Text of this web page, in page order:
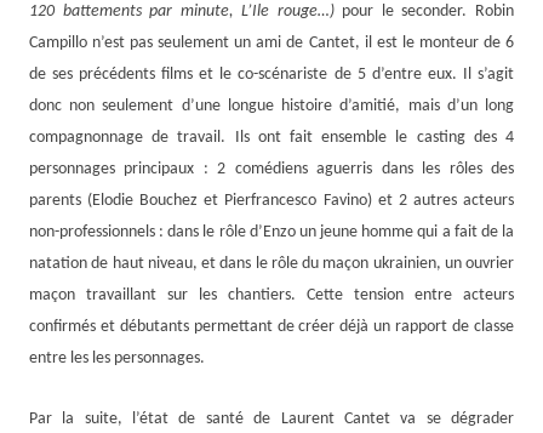
120 battements par minute, L’Ile rouge…) pour le seconder. Robin
Campillo n’est pas seulement un ami de Cantet, il est le monteur de 6
de ses précédents films et le co-scénariste de 5 d’entre eux. Il s’agit
donc non seulement d’une longue histoire d’amitié, mais d’un long
compagnonnage de travail. Ils ont fait ensemble le casting des 4
personnages principaux : 2 comédiens aguerris dans les rôles des
parents (Elodie Bouchez et Pierfrancesco Favino) et 2 autres acteurs
non-professionnels : dans le rôle d’Enzo un jeune homme qui a fait de la
natation de haut niveau, et dans le rôle du maçon ukrainien, un ouvrier
maçon travaillant sur les chantiers. Cette tension entre acteurs
confirmés et débutants permettant de créer déjà un rapport de classe
entre les les personnages.
Par la suite, l’état de santé de Laurent Cantet va se dégrader